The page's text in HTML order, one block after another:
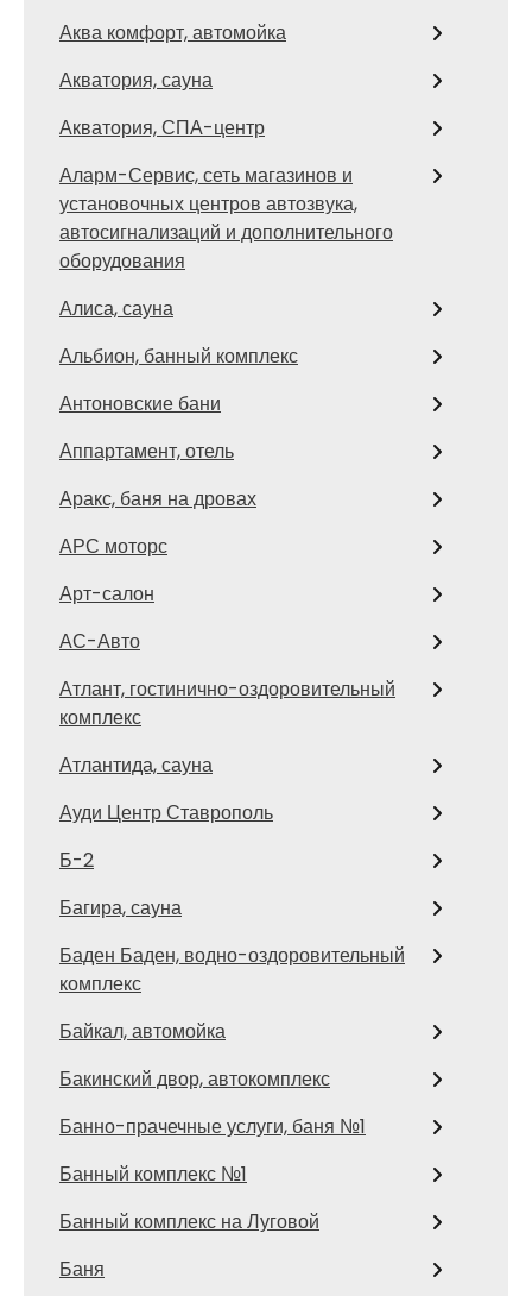
Аква комфорт, автомойка
Акватория, сауна
Акватория, СПА-центр
Аларм-Сервис, сеть магазинов и
установочных центров автозвука,
автосигнализаций и дополнительного
оборудования
Алиса, сауна
Альбион, банный комплекс
Антоновские бани
Аппартамент, отель
Аракс, баня на дровах
АРС моторс
Арт-салон
АС-Авто
Атлант, гостинично-оздоровительный
комплекс
Атлантида, сауна
Ауди Центр Ставрополь
Б-2
Багира, сауна
Баден Баден, водно-оздоровительный
комплекс
Байкал, автомойка
Бакинский двор, автокомплекс
Банно-прачечные услуги, баня №1
Банный комплекс №1
Банный комплекс на Луговой
Баня